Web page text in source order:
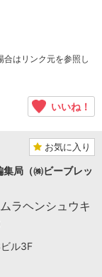
はリンク元を参照し
いいね！
お気に入り
局（㈱ビーブレッ
ラヘンシュウキ
ル3F